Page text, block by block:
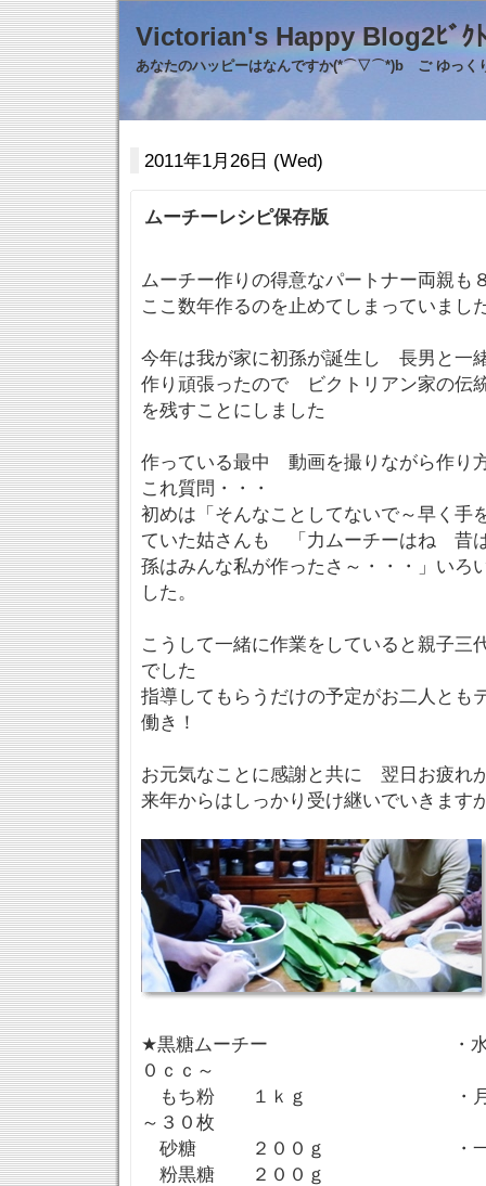
Victorian's Happy
あなたのハッピーはなんですか(*⌒▽⌒*)b ご ゆっく
2011年1月26日 (Wed)
ムーチーレシピ保存版
ムーチー作りの得意なパートナー両親も
ここ数年作るのを止めてしまっていまし
今年は我が家に初孫が誕生し 長男と一
作り頑張ったので ビクトリアン家の伝
を残すことにしました
作っている最中 動画を撮りながら作り
これ質問・・・
初めは「そんなことしてないで～早く手
ていた姑さんも 「力ムーチーはね 昔
孫はみんな私が作ったさ～・・・」いろ
した。
こうして一緒に作業をしていると親子三
でした
指導してもらうだけの予定がお二人とも
働き！
お元気なことに感謝と共に 翌日お疲れ
来年からはしっかり受け継いでいきます
★黒糖ムーチー ・水 粉
０ｃｃ～
もち粉 １ｋｇ ・月桃の
～３０枚
砂糖 ２００ｇ ・一個あ
粉黒糖 ２００ｇ